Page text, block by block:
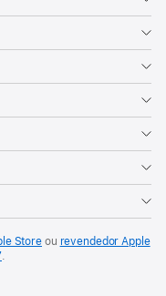
Store ou revendedor Apple
.